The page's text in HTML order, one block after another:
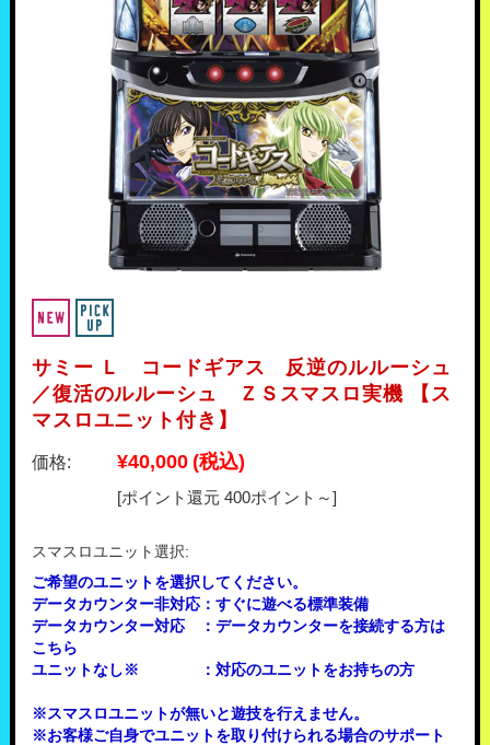
サミー Ｌ コードギアス 反逆のルルーシュ
／復活のルルーシュ ＺＳスマスロ実機 【ス
マスロユニット付き】
価格: ¥40,000(税込)
[ポイント還元 400ポイント～]
スマスロユニット選択:
ご希望のユニットを選択してください。
データカウンター非対応：すぐに遊べる標準装備
データカウンター対応 ：データカウンターを接続する方は
こちら
ユニットなし※ ：対応のユニットをお持ちの方
※スマスロユニットが無いと遊技を行えません。
※お客様ご自身でユニットを取り付けられる場合のサポート